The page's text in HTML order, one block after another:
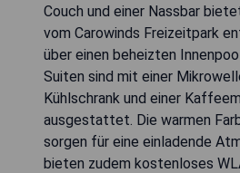
Couch und einer Nassbar
vom Carowinds Freizeitpark
über einen beheizten
Suiten sind mit einer
Kühlschrank und einer
ausgestattet. Die warmen
sorgen für eine einladende
bieten zudem kostenloses